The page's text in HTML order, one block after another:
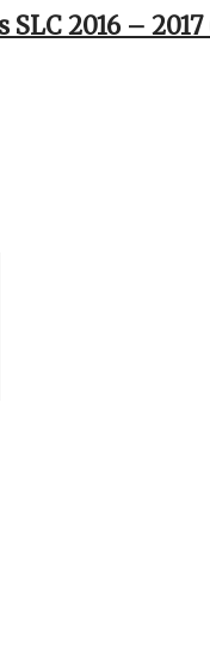
2016 –